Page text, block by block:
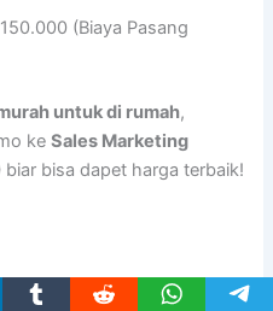
(Biaya Pasang
untuk di rumah,
keSales Marketing
biar bisa dapet harga terbaik!
Paling Worth It di Tahun Ini!